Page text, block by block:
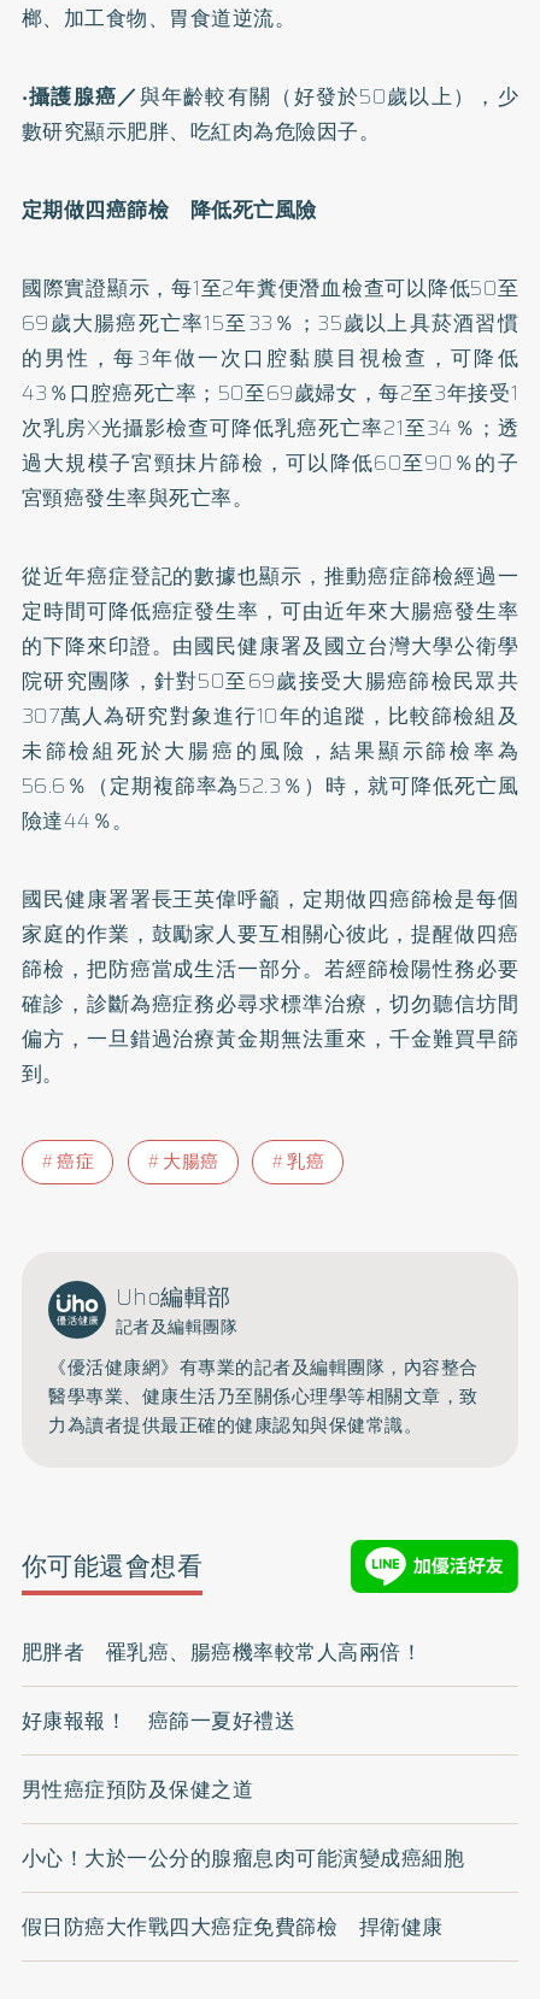
榔、加工食物、胃食道逆流。
‧攝護腺癌／與年齡較有關（好發於50歲以上），少
數研究顯示肥胖、吃紅肉為危險因子。
定期做四癌篩檢 降低死亡風險
國際實證顯示，每1至2年糞便潛血檢查可以降低50至
69歲大腸癌死亡率15至33％；35歲以上具菸酒習慣
的男性，每3年做一次口腔黏膜目視檢查，可降低
43％口腔癌死亡率；50至69歲婦女，每2至3年接受1
次乳房X光攝影檢查可降低乳癌死亡率21至34％；透
過大規模子宮頸抹片篩檢，可以降低60至90％的子
宮頸癌發生率與死亡率。
從近年癌症登記的數據也顯示，推動癌症篩檢經過一
定時間可降低癌症發生率，可由近年來大腸癌發生率
的下降來印證。由國民健康署及國立台灣大學公衛學
院研究團隊，針對50至69歲接受大腸癌篩檢民眾共
307萬人為研究對象進行10年的追蹤，比較篩檢組及
未篩檢組死於大腸癌的風險，結果顯示篩檢率為
56.6％（定期複篩率為52.3％）時，就可降低死亡風
險達44％。
國民健康署署長王英偉呼籲，定期做四癌篩檢是每個
家庭的作業，鼓勵家人要互相關心彼此，提醒做四癌
篩檢，把防癌當成生活一部分。若經篩檢陽性務必要
確診，診斷為癌症務必尋求標準治療，切勿聽信坊間
偏方，一旦錯過治療黃金期無法重來，千金難買早篩
到。
癌症 大腸癌 乳癌
Uho編輯部
記者及編輯團隊
《優活健康網》有專業的記者及編輯團隊，內容整合
醫學專業、健康生活乃至關係心理學等相關文章，致
力為讀者提供最正確的健康認知與保健常識。
你可能還會想看
肥胖者 罹乳癌、腸癌機率較常人高兩倍！
好康報報！ 癌篩一夏好禮送
男性癌症預防及保健之道
小心！大於一公分的腺瘤息肉可能演變成癌細胞
假日防癌大作戰四大癌症免費篩檢 捍衛健康